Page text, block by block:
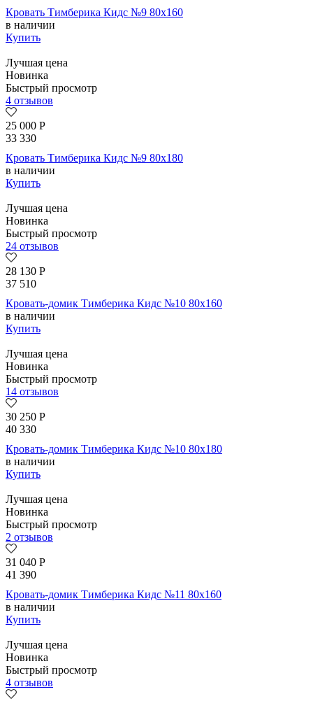
Кровать Тимберика Кидс №9 80х160
в наличии
Купить
Лучшая цена
Новинка
Быстрый просмотр
4 отзывов
25 000 Р
33 330
Кровать Тимберика Кидс №9 80х180
в наличии
Купить
Лучшая цена
Новинка
Быстрый просмотр
24 отзывов
28 130 Р
37 510
Кровать-домик Тимберика Кидс №10 80х160
в наличии
Купить
Лучшая цена
Новинка
Быстрый просмотр
14 отзывов
30 250 Р
40 330
Кровать-домик Тимберика Кидс №10 80х180
в наличии
Купить
Лучшая цена
Новинка
Быстрый просмотр
2 отзывов
31 040 Р
41 390
Кровать-домик Тимберика Кидс №11 80х160
в наличии
Купить
Лучшая цена
Новинка
Быстрый просмотр
4 отзывов